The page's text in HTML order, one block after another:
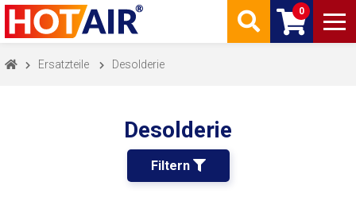
0
Ersatzteile Desolderie
Desolderie
Filtern